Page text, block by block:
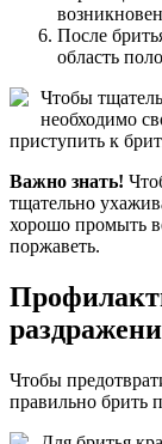
После
область
Чтобы
необходимо
приступить к
Важно знать!
тщательно
хорошо промыть
поржаветь.
Чтобы
правильно брить